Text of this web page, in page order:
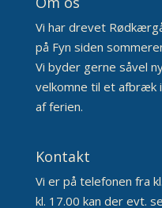
Vi har drevet
på Fyn siden
Vi byder gerne såvel
velkomne til et afbræk
af ferien.
Kontakt
Vi er på telefonen fra
kl. 17.00 kan der evt.